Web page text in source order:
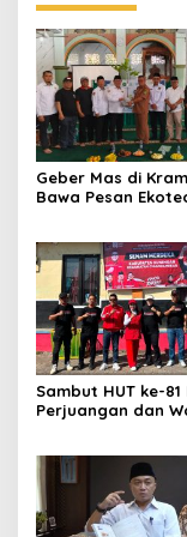
Geber Mas di
Bawa Pesan
Sambut HUT ke-81
Perjuangan dan
Karang Taruna